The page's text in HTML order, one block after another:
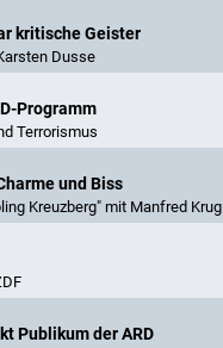
kritische Geister
Dusse
Programm
Terrorismus
und Biss
Kreuzberg" mit Manfred Krug
Publikum der ARD